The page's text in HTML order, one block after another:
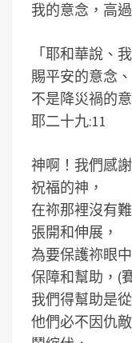
我的意念，高
「耶和華說、
賜平安的意念、
不是降災禍的
耶二十九:11
神啊！我們感
祝福的神，
在祢那裡沒有
張開和伸展，
為要保護祢眼
保障和幫助，(
我們得幫助是
他們必不因仇